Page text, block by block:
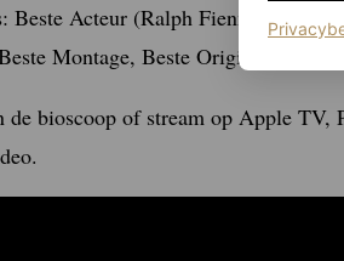
Beste Acteur (Ralph Fiennes),
Montage, Beste Originele
bioscoop of stream op Apple TV,